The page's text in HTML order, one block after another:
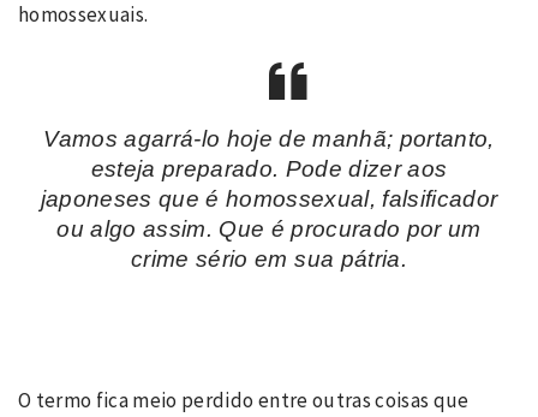
homossexuais.
Vamos agarrá-lo hoje de manhã; portanto,
esteja preparado. Pode dizer aos
japoneses que é homossexual, falsificador
ou algo assim. Que é procurado por um
crime sério em sua pátria.
O termo fica meio perdido entre outras coisas que